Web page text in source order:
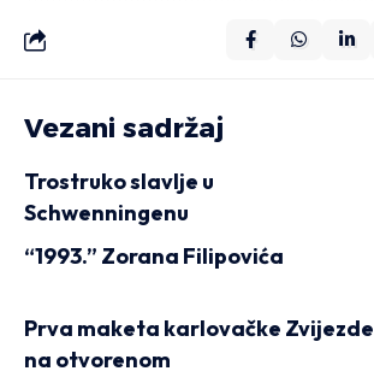
Vezani sadržaj
Trostruko slavlje u
Schwenningenu
“1993.” Zorana Filipovića
Prva maketa karlovačke Zvijezde
na otvorenom